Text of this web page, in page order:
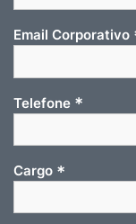
Email Corporativo
Telefone *
Cargo *